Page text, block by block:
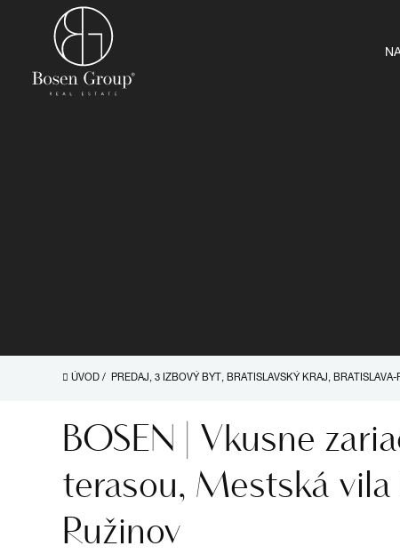
ÚVOD / PREDAJ, 3 IZBOVÝ BYT, BRATISLAVSKÝ KRAJ, BRATISLAVA-
BOSEN | Vkusne
terasou, Mestská
Ružinov